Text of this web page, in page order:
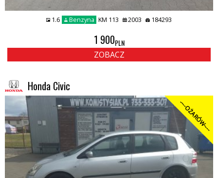
1.6 Benzyna KM 113 2003 184293
1 900PLN
ZOBACZ
Honda Civic
----OŻARÓW----